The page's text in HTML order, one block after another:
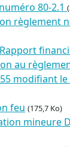
80-2.1
règlement
au
modifiant
feu (175,7 Ko)
mineure